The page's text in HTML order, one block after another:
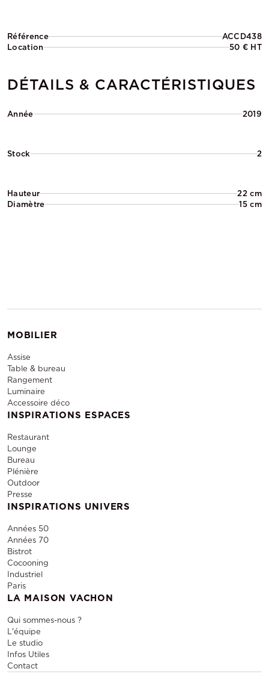
Référence
ACCD438
Location
50 € HT
DÉTAILS & CARACTÉRISTIQUES
Année 2019
Stock 2
Hauteur
22 cm
Diamètre
15 cm
MOBILIER
Assise
Table & bureau
Rangement
Luminaire
Accessoire déco
INSPIRATIONS ESPACES
Restaurant
Lounge
Bureau
Plénière
Outdoor
Presse
INSPIRATIONS UNIVERS
Années 50
Années 70
Bistrot
Cocooning
Industriel
Paris
LA MAISON VACHON
Qui sommes-nous ?
L'équipe
Le studio
Infos Utiles
Contact